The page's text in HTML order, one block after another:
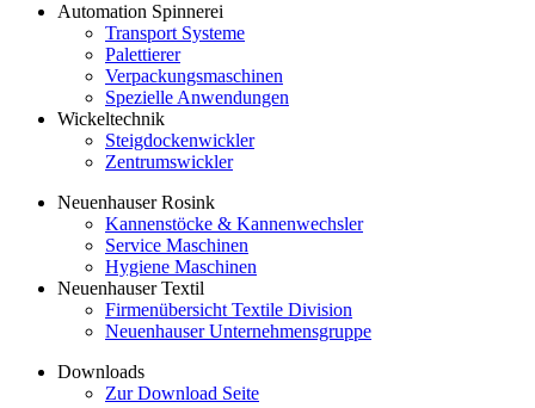
Automation Spinnerei
Transport Systeme
Palettierer
Verpackungsmaschinen
Spezielle Anwendungen
Wickeltechnik
Steigdockenwickler
Zentrumswickler
Neuenhauser Rosink
Kannenstöcke & Kannenwechsler
Service Maschinen
Hygiene Maschinen
Neuenhauser Textil
Firmenübersicht Textile Division
Neuenhauser Unternehmensgruppe
Downloads
Zur Download Seite